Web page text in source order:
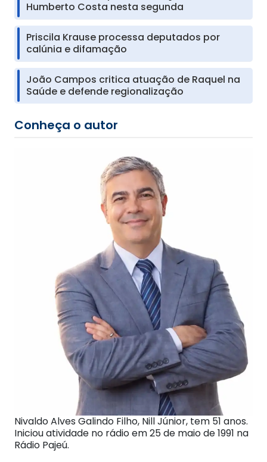
Humberto Costa nesta segunda
Priscila Krause processa deputados por
calúnia e difamação
João Campos critica atuação de Raquel na
Saúde e defende regionalização
Conheça o autor
Nivaldo Alves Galindo Filho, Nill Júnior, tem 51 anos.
Iniciou atividade no rádio em 25 de maio de 1991 na
Rádio Pajeú.